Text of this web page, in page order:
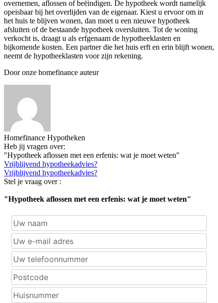
overnemen, aflossen of beëindigen. De hypotheek wordt namelijk
opeisbaar bij het overlijden van de eigenaar. Kiest u ervoor om in
het huis te blijven wonen, dan moet u een nieuwe hypotheek
afsluiten of de bestaande hypotheek oversluiten. Tot de woning
verkocht is, draagt u als erfgenaam de hypotheeklasten en
bijkomende kosten. Een partner die het huis erft en erin blijft wonen,
neemt de hypotheeklasten voor zijn rekening.
Door onze homefinance auteur
Homefinance Hypotheken
Heb jij vragen over:
"Hypotheek aflossen met een erfenis: wat je moet weten"
Vrijblijvend hypotheekadvies?
Vrijblijvend hypotheekadvies?
Stel je vraag over :
"Hypotheek aflossen met een erfenis: wat je moet weten"